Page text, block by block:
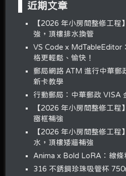
近期文章
【2026 年小房間整修工程
強，頂樓排水換管
VS Code x MdTableEditor
格更輕鬆、愉快！
郵局網路 ATM 進行中華郵
新卡教學
行動郵局：中華郵政 VISA
【2026 年小房間整修工程
窗框補強
【2026 年小房間整修工程
水，頂樓矮牆補強
Anima x Bold LoRA：線條
316 不銹鋼珍珠吸管杯